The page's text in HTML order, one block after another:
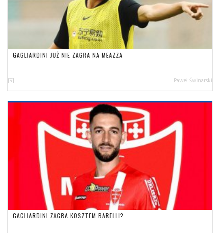
GAGLIARDINI JUŻ NIE ZAGRA NA MEAZZA
[9] Paweł Świnarski
GAGLIARDINI ZAGRA KOSZTEM BARELLI?